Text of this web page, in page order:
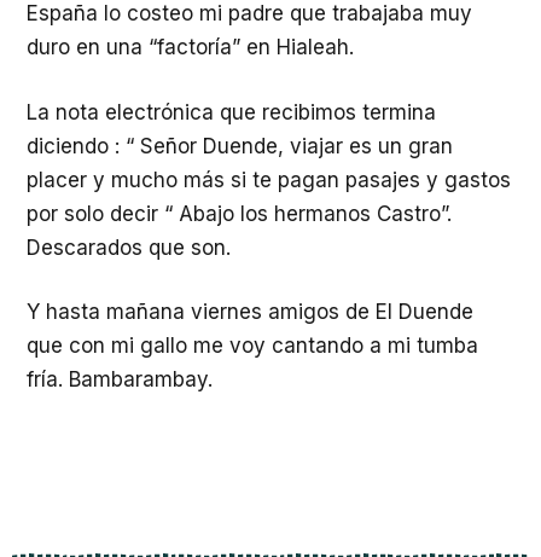
España lo costeo mi padre que trabajaba muy
duro en una “factoría” en Hialeah.
La nota electrónica que recibimos termina
diciendo : “ Señor Duende, viajar es un gran
placer y mucho más si te pagan pasajes y gastos
por solo decir “ Abajo los hermanos Castro”.
Descarados que son.
Y hasta mañana viernes amigos de El Duende
que con mi gallo me voy cantando a mi tumba
fría. Bambarambay.